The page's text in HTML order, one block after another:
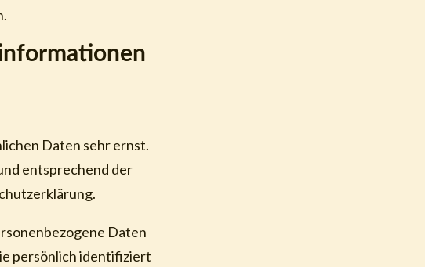
Daten sehr ernst.
entsprechend der
Daten
persönlich identifiziert